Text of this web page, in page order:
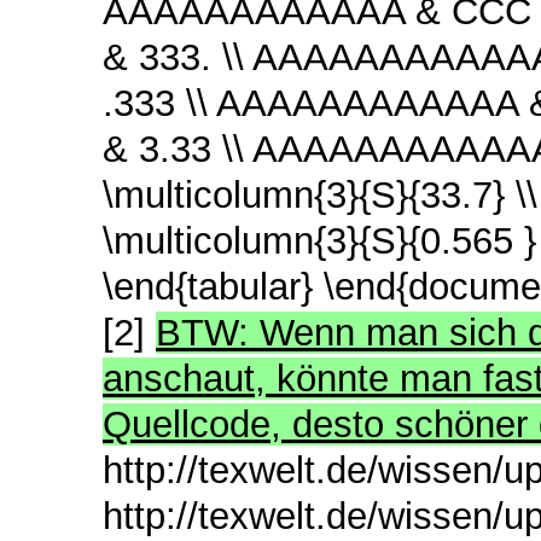
AAAAAAAAAAAA &
& 333. \\
.333 \\ AAAAAAAAAAAA
& 3.33 \\
\multicolumn{3}{S}{33.7}
\multicolumn{3}{S}{0.565
\end{tabular}
[2] BTW: Wenn man sich
anschaut, könnte man
Quellcode, desto
http://texwelt.de/wissen/
http://texwelt.de/wissen/